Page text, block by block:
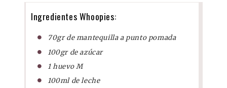
Ingredientes Whoopies:
70gr de mantequilla a punto pomada
100gr de azúcar
1 huevo M
100ml de leche